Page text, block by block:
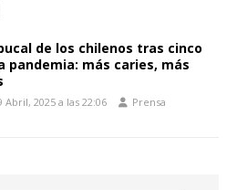
de los chilenos tras cinco
pandemia: más caries, más
Abril, 2025 a las 22:06 Prensa